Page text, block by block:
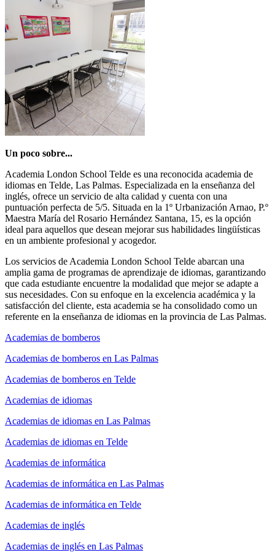
Un poco sobre...
Academia London School Telde es una reconocida academia de
idiomas en Telde, Las Palmas. Especializada en la enseñanza del
inglés, ofrece un servicio de alta calidad y cuenta con una
puntuación perfecta de 5/5. Situada en la 1º Urbanización Arnao, P.º
Maestra María del Rosario Hernández Santana, 15, es la opción
ideal para aquellos que desean mejorar sus habilidades lingüísticas
en un ambiente profesional y acogedor.
Los servicios de Academia London School Telde abarcan una
amplia gama de programas de aprendizaje de idiomas, garantizando
que cada estudiante encuentre la modalidad que mejor se adapte a
sus necesidades. Con su enfoque en la excelencia académica y la
satisfacción del cliente, esta academia se ha consolidado como un
referente en la enseñanza de idiomas en la provincia de Las Palmas.
Academias de bomberos
Academias de bomberos en Las Palmas
Academias de bomberos en Telde
Academias de idiomas
Academias de idiomas en Las Palmas
Academias de idiomas en Telde
Academias de informática
Academias de informática en Las Palmas
Academias de informática en Telde
Academias de inglés
Academias de inglés en Las Palmas